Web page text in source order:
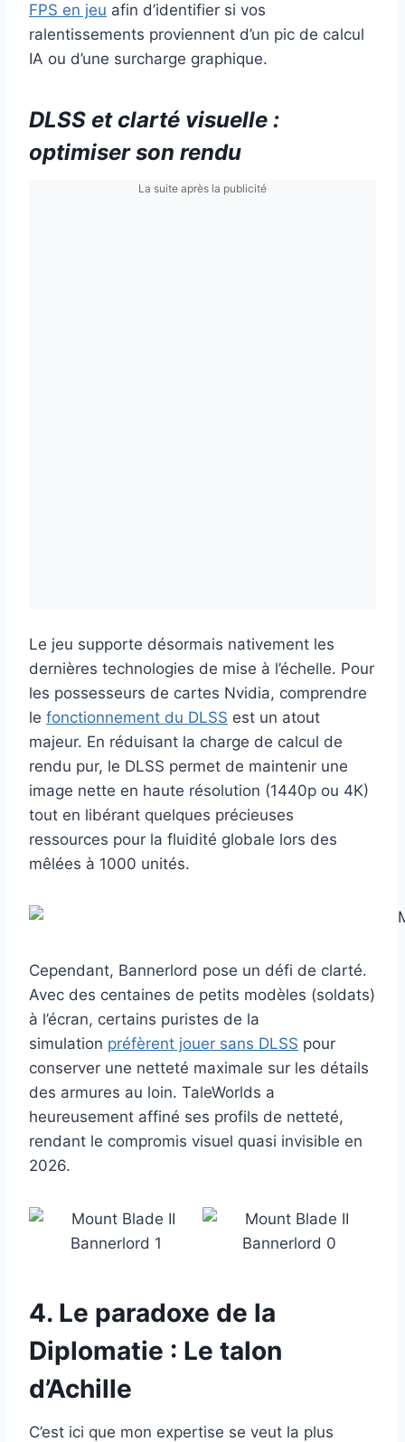
FPS en jeu afin d’identifier si vos
ralentissements proviennent d’un pic de calcul
IA ou d’une surcharge graphique.
DLSS et clarté visuelle :
optimiser son rendu
La suite après la publicité
Le jeu supporte désormais nativement les
dernières technologies de mise à l’échelle. Pour
les possesseurs de cartes Nvidia, comprendre
le fonctionnement du DLSS est un atout
majeur. En réduisant la charge de calcul de
rendu pur, le DLSS permet de maintenir une
image nette en haute résolution (1440p ou 4K)
tout en libérant quelques précieuses
ressources pour la fluidité globale lors des
mêlées à 1000 unités.
Cependant, Bannerlord pose un défi de clarté.
Avec des centaines de petits modèles (soldats)
à l’écran, certains puristes de la
simulation préfèrent jouer sans DLSS pour
conserver une netteté maximale sur les détails
des armures au loin. TaleWorlds a
heureusement affiné ses profils de netteté,
rendant le compromis visuel quasi invisible en
2026.
4. Le paradoxe de la
Diplomatie : Le talon
d’Achille
C’est ici que mon expertise se veut la plus